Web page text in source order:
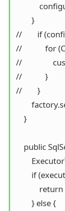
        }
//        if
//            for
//
//            }
//        }
    }
public
if
        } else {